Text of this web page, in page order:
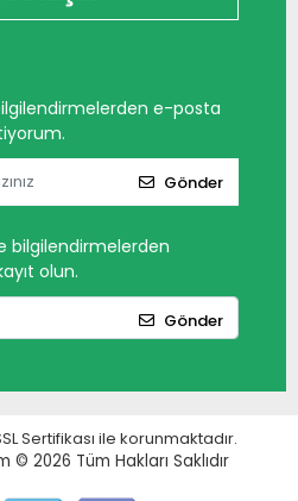
e-posta
Gönder
bilgilendirmelerden
olun.
Gönder
Sertifikası ile korunmaktadır.
© 2026 Tüm Hakları Saklıdır